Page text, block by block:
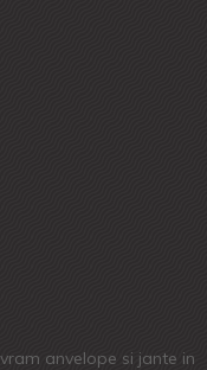
anvelope si jante in